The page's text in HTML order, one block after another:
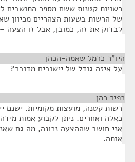
רשויות קטנות ששם מספר התושבים
של הרשות בשעות הצהריים מכיוון
לבדוק את זה, כמובן, אבל זו הצעה –
היו"ר כרמל שאמה-הכהן
על איזה גודל של יישובים מדובר?
כפיר כהן
רשות קטנה, מועצות מקומיות. ישנם
כאלה ואחרים. ניתן לקבוע אמות
אני חושב שההצעה נכונה, מה גם
אותה.